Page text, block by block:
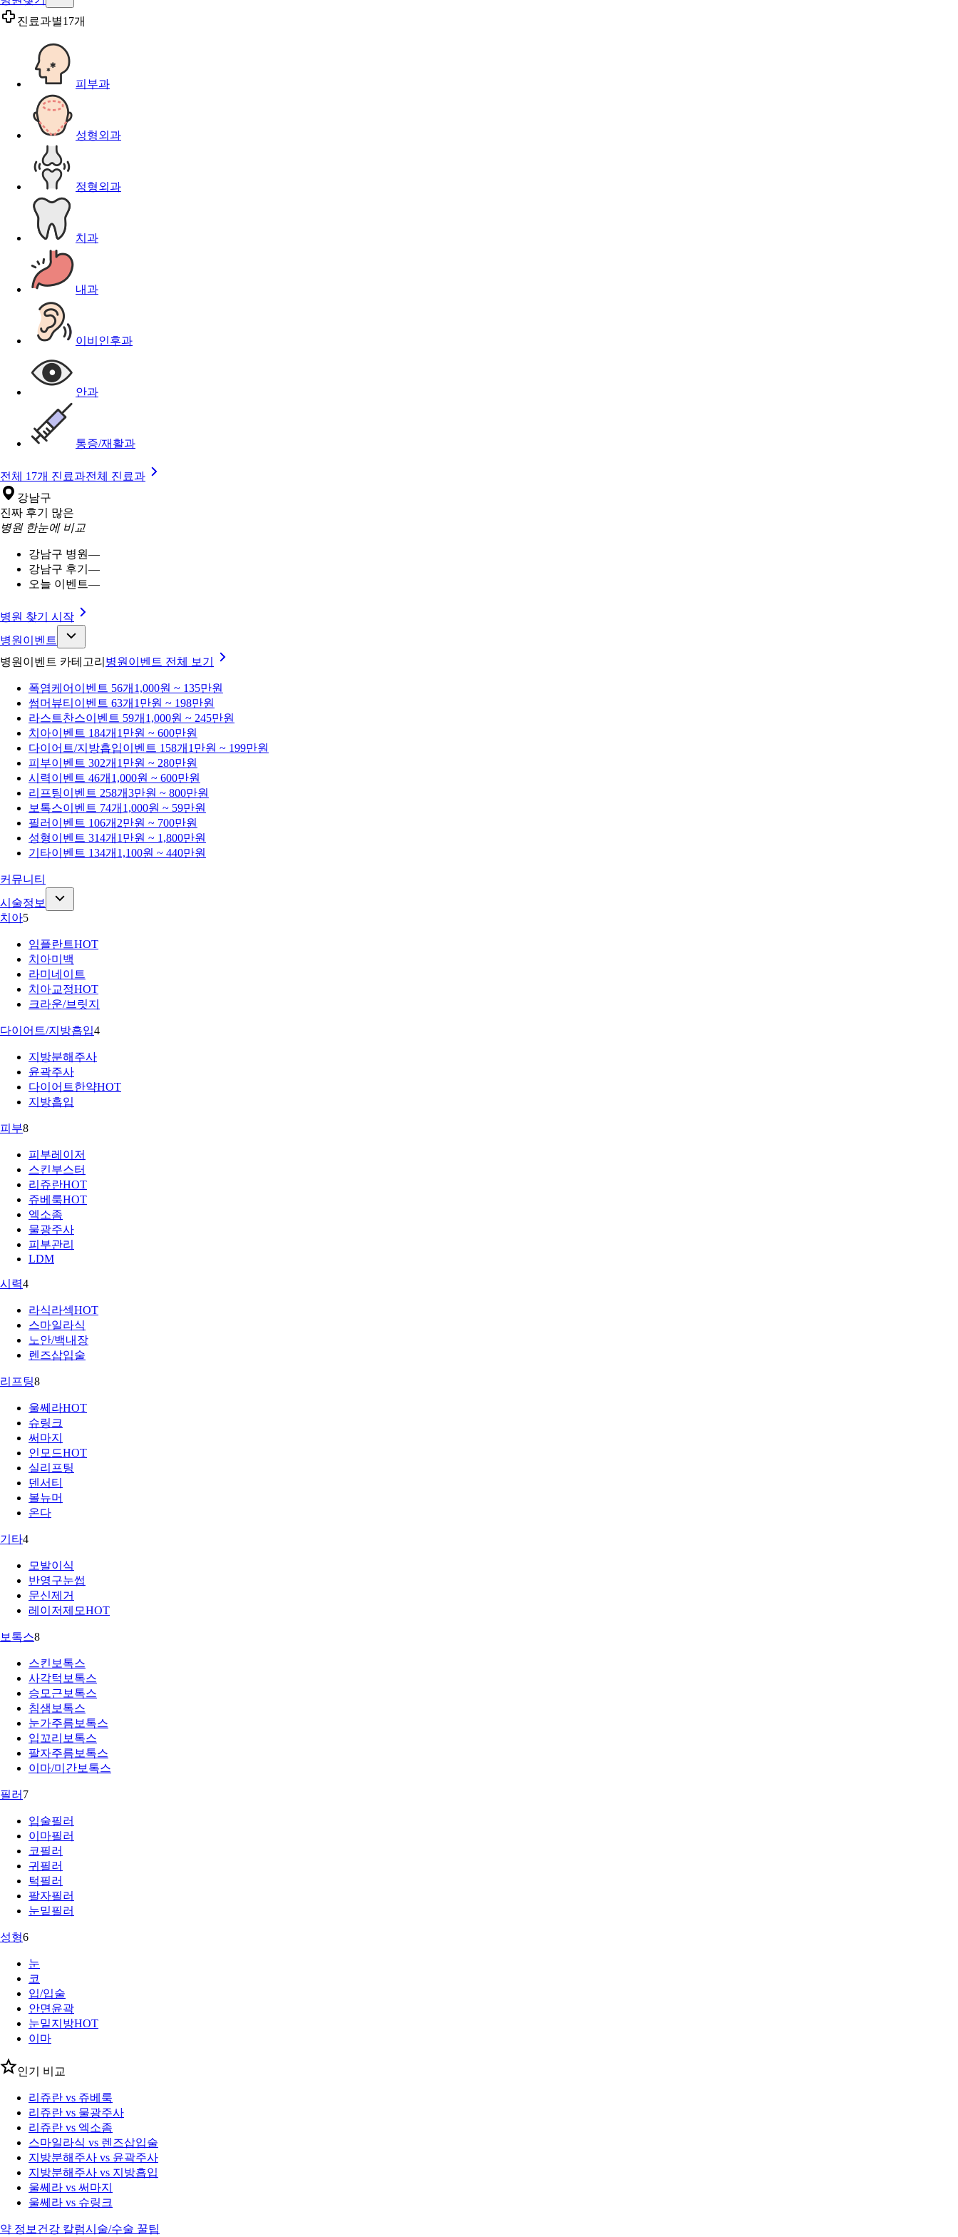
진료과별17개
피부과
성형외과
정형외과
치과
내과
이비인후과
안과
통증/재활과
전체 17개 진료과전체 진료과
강남구
진짜 후기 많은
병원 한눈에 비교
강남구 병원—
강남구 후기 —
오늘 이벤트—
병원 찾기 시작
병원이벤트
병원이벤트 카테고리 병원이벤트 전체 보기
폭염케어 이벤트 56개 1,000원 ~ 135만원
썸머뷰티 이벤트 63개 1만원 ~ 198만원
라스트찬스이벤트 59개 1,000원 ~ 245만원
치아이벤트 184개 1만원 ~ 600만원
다이어트/지방흡입이벤트 158개 1만원 ~ 199만원
피부이벤트 302개 1만원 ~ 280만원
시력이벤트 46개 1,000원 ~ 600만원
리프팅이벤트 258개3만원 ~ 800만원
보톡스이벤트 74개 1,000원 ~ 59만원
필러 이벤트 106개 2만원 ~ 700만원
성형이벤트 314개 1만원 ~ 1,800만원
기타이벤트 134개 1,100원 ~ 440만원
커뮤니티
시술정보
치아5
임플란트HOT
치아미백
라미네이트
치아교정HOT
크라운/브릿지
다이어트/지방흡입4
지방분해주사
윤곽주사
다이어트한약HOT
지방흡입
피부8
피부레이저
스킨부스터
리쥬란HOT
쥬베룩HOT
엑소좀
물광주사
피부관리
LDM
시력4
라식라섹HOT
스마일라식
노안/백내장
렌즈삽입술
리프팅8
울쎄라HOT
슈링크
써마지
인모드HOT
실리프팅
덴서티
볼뉴머
온다
기타4
모발이식
반영구눈썹
문신제거
레이저제모HOT
보톡스8
스킨보톡스
사각턱보톡스
승모근보톡스
침샘보톡스
눈가주름보톡스
입꼬리보톡스
팔자주름보톡스
이마/미간보톡스
필러 7
입술필러
이마필러
코필러
귀필러
턱필러
팔자필러
눈밑필러
성형6
눈
코
입/입술
안면윤곽
눈밑지방HOT
이마
인기 비교
리쥬란 vs 쥬베룩
리쥬란 vs 물광주사
리쥬란 vs 엑소좀
스마일라식 vs 렌즈삽입술
지방분해주사 vs 윤곽주사
지방분해주사 vs 지방흡입
울쎄라 vs 써마지
울쎄라 vs 슈링크
약 정보 건강 칼럼시술/수술 꿀팁